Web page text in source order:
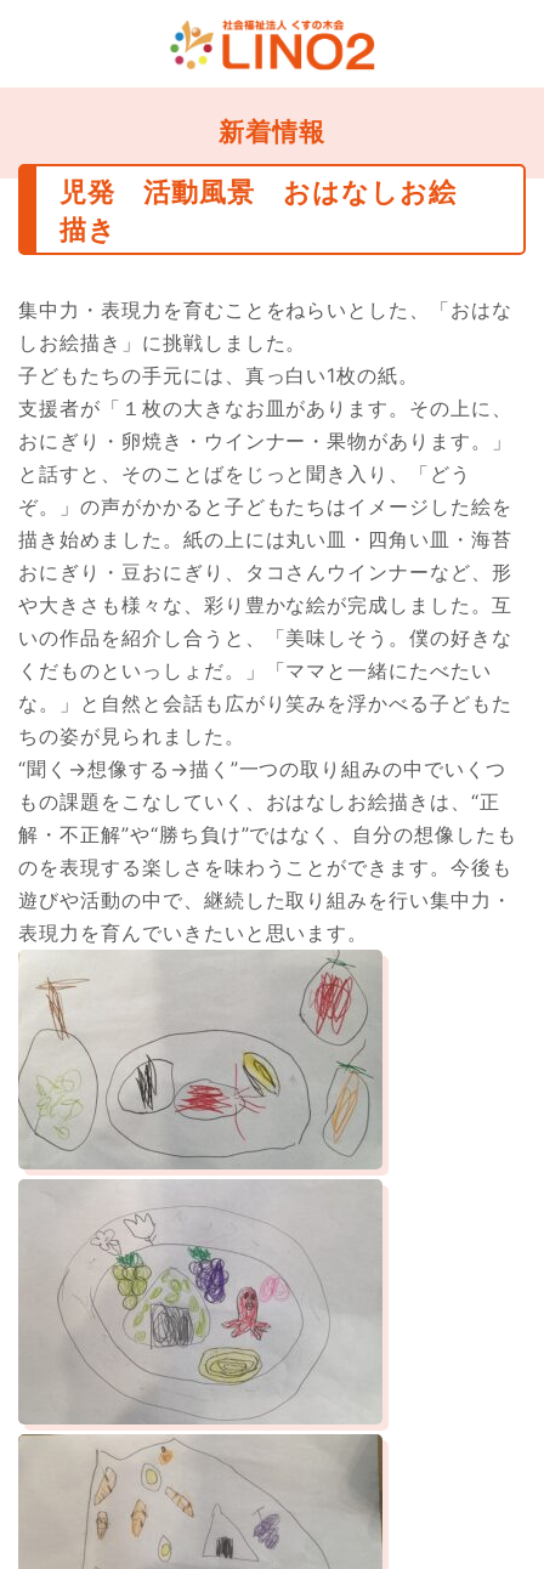
新着情報
児発 活動風景 おはなしお絵
描き
集中力・表現力を育むことをねらいとした、「おはな
しお絵描き」に挑戦しました。
子どもたちの手元には、真っ白い1枚の紙。
支援者が「１枚の大きなお皿があります。その上に、
おにぎり・卵焼き・ウインナー・果物があります。」
と話すと、そのことばをじっと聞き入り、「どう
ぞ。」の声がかかると子どもたちはイメージした絵を
描き始めました。紙の上には丸い皿・四角い皿・海苔
おにぎり・豆おにぎり、タコさんウインナーなど、形
や大きさも様々な、彩り豊かな絵が完成しました。互
いの作品を紹介し合うと、「美味しそう。僕の好きな
くだものといっしょだ。」「ママと一緒にたべたい
な。」と自然と会話も広がり笑みを浮かべる子どもた
ちの姿が見られました。
“聞く→想像する→描く”一つの取り組みの中でいくつ
もの課題をこなしていく、おはなしお絵描きは、“正
解・不正解”や“勝ち負け”ではなく、自分の想像したも
のを表現する楽しさを味わうことができます。今後も
遊びや活動の中で、継続した取り組みを行い集中力・
表現力を育んでいきたいと思います。